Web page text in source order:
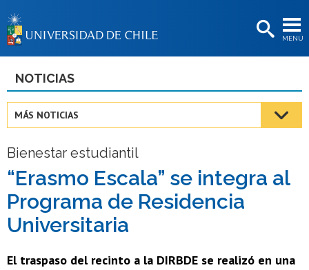
MENÚ
BIBLIOTECAS
Estudiantes
Académicas/os
Funcionarias/os
Egresadas/os
NOTICIAS
MÁS NOTICIAS
Bienestar estudiantil
“Erasmo Escala” se integra al
Programa de Residencia
Universitaria
El traspaso del recinto a la DIRBDE se realizó en una